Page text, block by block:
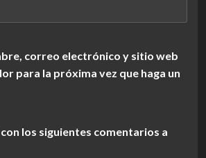
correo electrónico y sitio web
para la próxima vez que haga un
los siguientes comentarios a